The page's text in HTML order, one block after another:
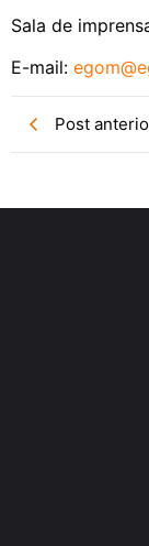
Sala de
E-mail:
Post